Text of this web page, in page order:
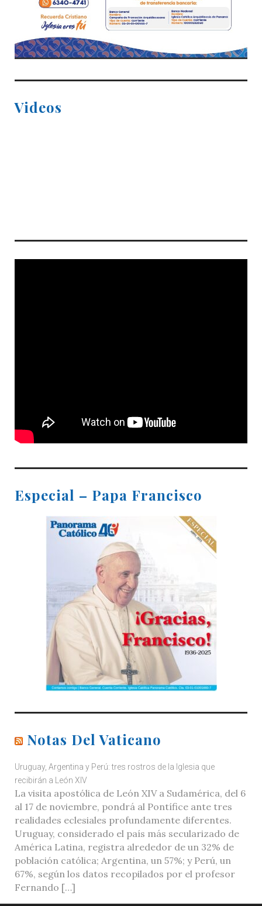
Videos
Especial – Papa Francisco
Notas Del Vaticano
Uruguay, Argentina y Perú: tres rostros de la Iglesia que
recibirán a León XIV
La visita apostólica de León XIV a Sudamérica, del 6
al 17 de noviembre, pondrá al Pontífice ante tres
realidades eclesiales profundamente diferentes.
Uruguay, considerado el país más secularizado de
América Latina, registra alrededor de un 32% de
población católica; Argentina, un 57%; y Perú, un
67%, según los datos recopilados por el profesor
Fernando […]